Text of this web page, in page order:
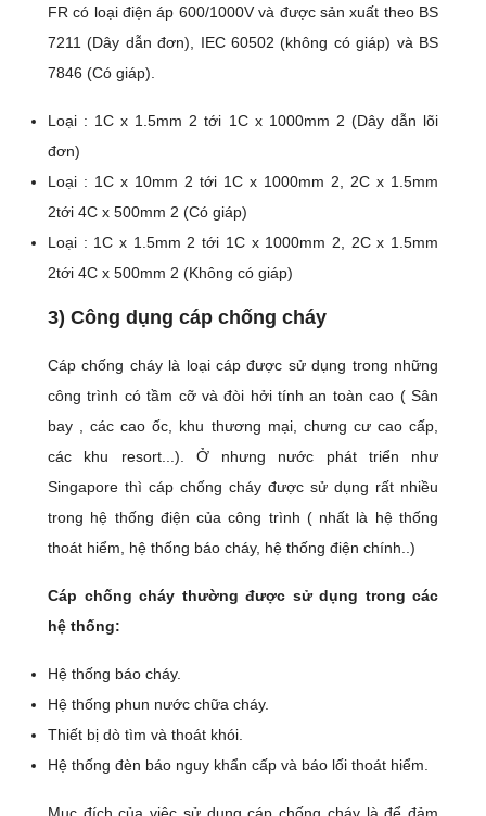
FR có loại điện áp 600/1000V và được sản xuất theo BS
7211 (Dây dẫn đơn), IEC 60502 (không có giáp) và BS
7846 (Có giáp).
Loại : 1C x 1.5mm 2 tới 1C x 1000mm 2 (Dây dẫn lõi
đơn)
Loại : 1C x 10mm 2 tới 1C x 1000mm 2, 2C x 1.5mm
2tới 4C x 500mm 2 (Có giáp)
Loại : 1C x 1.5mm 2 tới 1C x 1000mm 2, 2C x 1.5mm
2tới 4C x 500mm 2 (Không có giáp)
3) Công dụng cáp chống cháy
Cáp chống cháy là loại cáp được sử dụng trong những
công trình có tầm cỡ và đòi hởi tính an toàn cao ( Sân
bay , các cao ốc, khu thương mại, chưng cư cao cấp,
các khu resort...). Ở nhưng nước phát triển như
Singapore thì cáp chống cháy được sử dụng rất nhiều
trong hệ thống điện của công trình ( nhất là hệ thống
thoát hiểm, hệ thống báo cháy, hệ thống điện chính..)
Cáp chống cháy thường được sử dụng trong các
hệ thống:
Hệ thống báo cháy.
Hệ thống phun nước chữa cháy.
Thiết bị dò tìm và thoát khói.
Hệ thống đèn báo nguy khẩn cấp và báo lối thoát hiểm.
Mục đích của việc sử dụng cáp chống cháy là để đảm